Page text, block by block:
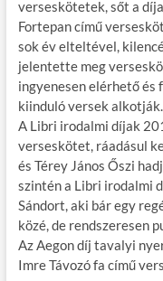
verseskötetek, sőt a
Fortepan című
sok év elteltével,
jelentette meg
ingyenesen elérhető és
kiinduló versek alkotják.
A Libri irodalmi díjak
verseskötet, ráadásul
és Térey János Őszi
szintén a Libri irodalmi
Sándort, aki bár egy
közé, de rendszeresen
Az Aegon díj tavalyi
Imre Távozó fa című